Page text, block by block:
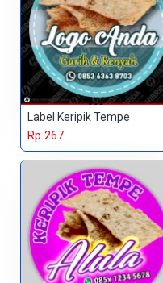
Label Keripik Tempe
Rp 267